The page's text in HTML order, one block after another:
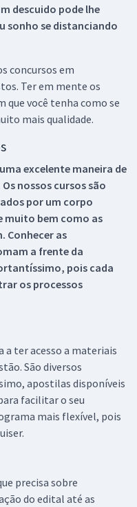
descuido pode lhe
sonho se distanciando
concursos em
Ter em mente os
que você tenha como se
mais qualidade.
excelente maneira de
nossos cursos são
por um corpo
muito bem como as
Conhecer as
a frente da
pois cada
os processos
a ter acesso a materiais
São diversos
apostilas disponíveis
facilitar o seu
mais flexível, pois
precisa sobre
do edital até as